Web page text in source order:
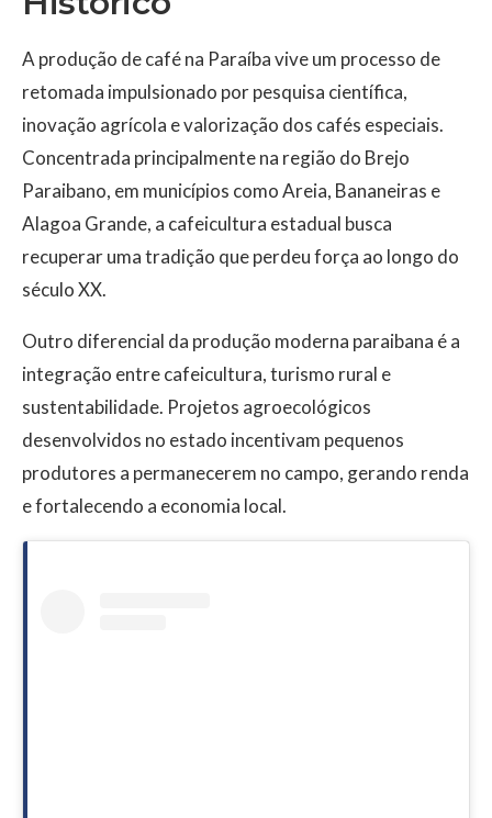
A produção de café na Paraíba vive um processo de
retomada impulsionado por pesquisa científica,
inovação agrícola e valorização dos cafés especiais.
Concentrada principalmente na região do Brejo
Paraibano, em municípios comoAreia, Bananeiras e
Alagoa Grande, a cafeicultura estadual busca
recuperar uma tradição que perdeu força ao longo do
século XX.
Outro diferencial da produção moderna paraibana é a
integração entre cafeicultura, turismo rural e
sustentabilidade. Projetos agroecológicos
desenvolvidos no estado incentivam pequenos
produtores a permanecerem no campo, gerando renda
e fortalecendo a economia local.